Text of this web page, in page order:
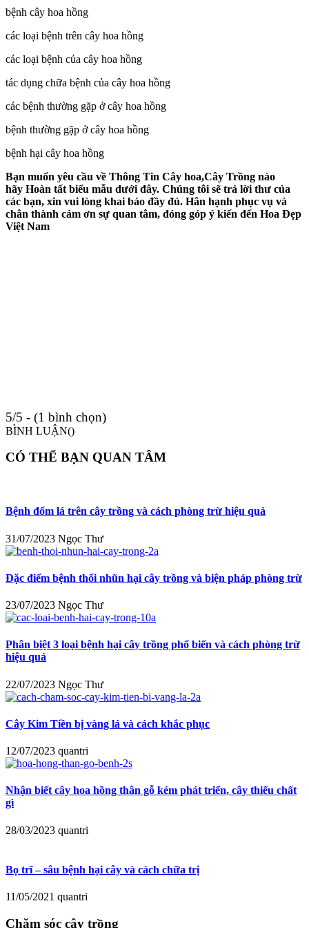
bệnh cây hoa hồng
các loại bệnh trên cây hoa hồng
các loại bệnh của cây hoa hồng
tác dụng chữa bệnh của cây hoa hồng
các bệnh thường gặp ở cây hoa hồng
bệnh thường gặp ở cây hoa hồng
bệnh hại cây hoa hồng
Bạn muốn yêu cầu về Thông Tin Cây hoa,Cây Trồng nào
hãy Hoàn tất biểu mẫu dưới đây. Chúng tôi sẽ trả lời thư của
các bạn, xin vui lòng khai báo đầy đủ. Hân hạnh phục vụ và
chân thành cảm ơn sự quan tâm, đóng góp ý kiến đến Hoa Đẹp
Việt Nam
5/5 - (1 bình chọn)
BÌNH LUẬN()
CÓ THỂ BẠN QUAN TÂM
Bệnh đốm lá trên cây trồng và cách phòng trừ hiệu quả
31/07/2023 Ngọc Thư
Đặc điểm bệnh thối nhũn hại cây trồng và biện pháp phòng trừ
23/07/2023 Ngọc Thư
Phân biệt 3 loại bệnh hại cây trồng phổ biến và cách phòng trừ
hiệu quả
22/07/2023 Ngọc Thư
Cây Kim Tiền bị vàng lá và cách khắc phục
12/07/2023 quantri
Nhận biết cây hoa hồng thân gỗ kém phát triển, cây thiếu chất
gì
28/03/2023 quantri
Bọ trĩ – sâu bệnh hại cây và cách chữa trị
11/05/2021 quantri
Chăm sóc cây trồng